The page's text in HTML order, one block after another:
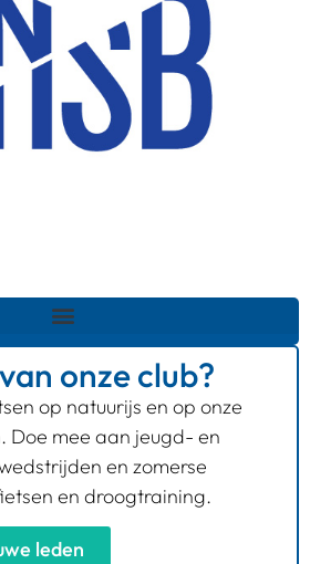
onze club?
op natuurijs en op onze
Doe mee aan jeugd- en
en zomerse
en droogtraining.
leden